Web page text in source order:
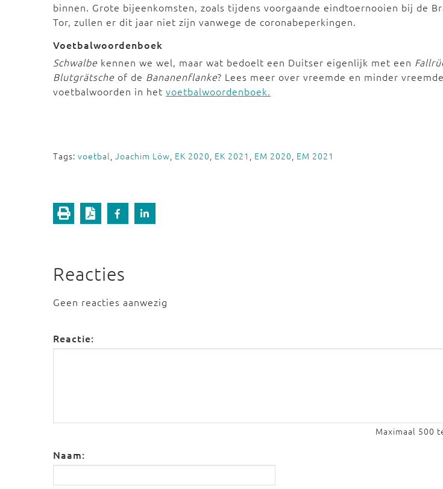
binnen. Grote bijeenkomsten, zoals tijdens voorgaande eindtoernooien bij de
Tor, zullen er dit jaar niet zijn vanwege de coronabeperkingen.
Voetbalwoordenboek
Schwalbe kennen we wel, maar wat bedoelt een Duitser eigenlijk met een
Blutgrätsche of de Bananenflanke? Lees meer over vreemde en minder vreemde
voetbalwoorden in het voetbalwoordenboek.
Tags: voetbal, Joachim Löw, EK 2020, EK 2021 , EM 2020, EM 2021
Reacties
Geen reacties aanwezig
Reactie:
Maximaal 500
Naam: